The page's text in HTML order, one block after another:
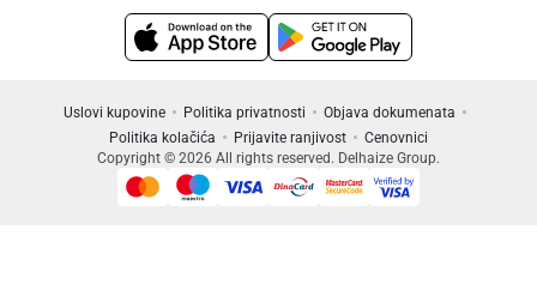
Uslovi kupovine Politika privatnosti
Objava dokumenata
Politika kolačića
Prijavite ranjivost
Cenovnici
Copyright © 2026 All rights reserved. Delhaize Group.